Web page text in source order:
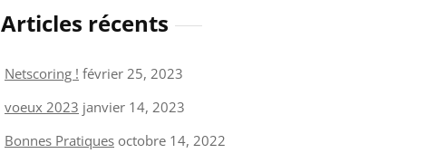
Articles récents
Netscoring ! février 25, 2023
voeux 2023 janvier 14, 2023
Bonnes Pratiques octobre 14, 2022